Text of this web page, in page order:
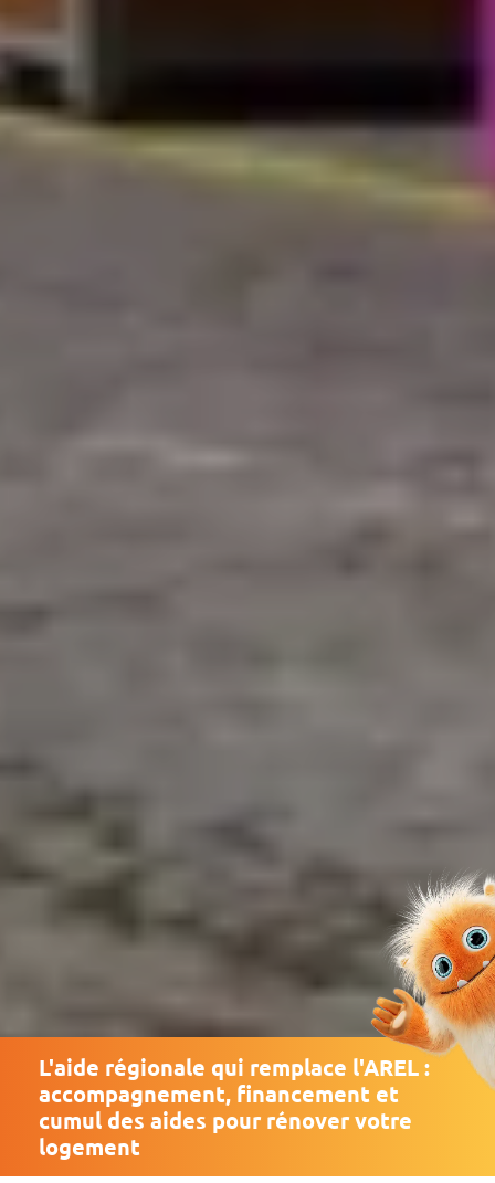
L'aide régionale qui remplace l'AREL :
accompagnement, financement et
cumul des aides pour rénover votre
logement